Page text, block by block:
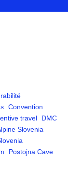
Convention
travel
DMC
Slovenia
Postojna Cave